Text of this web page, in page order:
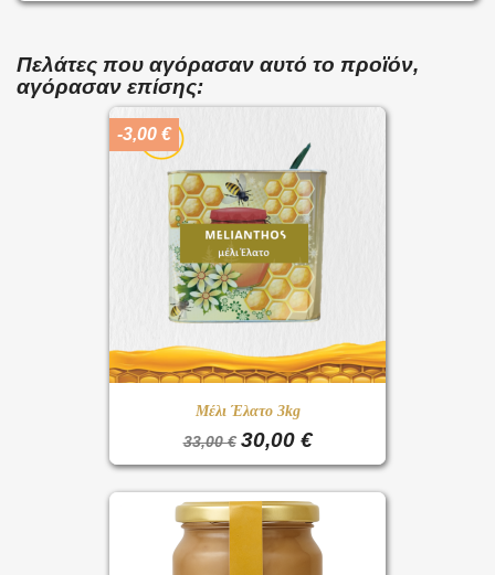
Πελάτες που αγόρασαν αυτό το προϊόν,
αγόρασαν επίσης:
Μέλι Έλατο 3kg
33,00 € 30,00 €
-3,00 €